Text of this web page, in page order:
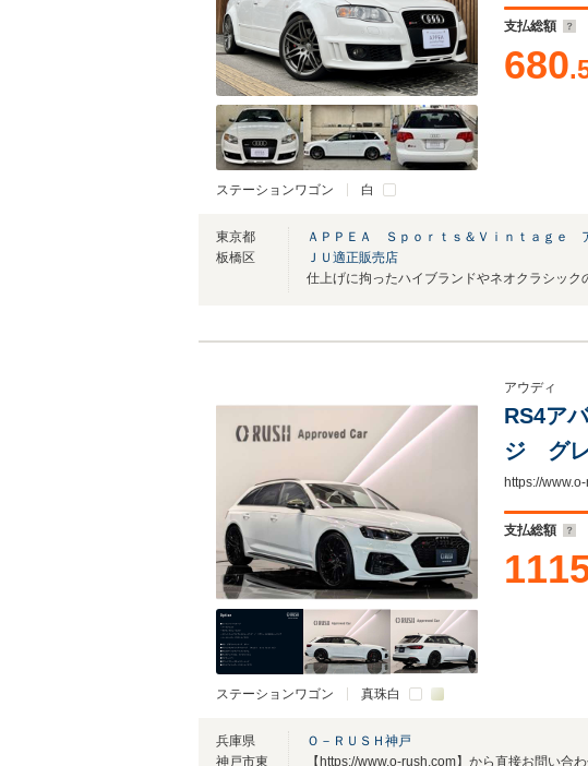
ステーションワゴン 白
ーツサ
支払総額
680
東京都
板橋区
ＡＰＰＥＡ Ｓｐｏｒｔｓ＆Ｖｉｎｔａｇｅ
ＪＵ適正販売店
ステーションワゴン 真珠白
アウディ
RS4ア
ジ グレ
システ
キャリ
支払総額
兵庫県
神戸市東
Ｏ－ＲＵＳＨ神戸